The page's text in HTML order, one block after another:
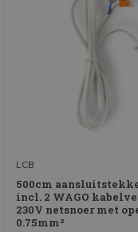
LCB
500cm
incl. 2 WAGO
230V netsnoer met
0.75mm²